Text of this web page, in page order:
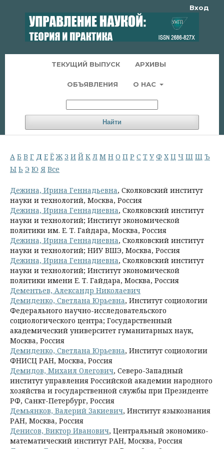
ТЕКУЩИЙ ВЫПУСК АРХИВЫ
ОБЪЯВЛЕНИЯ О НАС
Найти
Вход
А Б В Г Д Е Ё Ж З И Й К Л М Н О П Р С Т У Ф Х Ц Ч Ш Щ Ъ
Ы Ь Э Ю Я Все
Дежина, Ирина Геннадьевна, Сколковский институт
науки и технологий, Москва, Россия
Дежина, Ирина Геннадиевна, Сколковский институт
науки и технологий; Институт экономической
политики им. Е. Т. Гайдара, Москва, Россия
Дежина, Ирина Геннадиевна, Сколковский институт
науки и технологий; НИУ ВШЭ, Москва, Россия
Дежина, Ирина Геннадиевна, Сколковский институт
науки и технологий; Институт экономической
политики имени Е. Т. Гайдара, Москва, Россия
Дементьев, Александр Николаевич
Демиденко, Светлана Юрьевна, Институт социологии
Федерального научно-исследовательского
социологического центра; Государственный
академический университет гуманитарных наук,
Москва, Россия
Демиденко, Светлана Юрьевна, Институт социологии
ФНИСЦ РАН, Москва, Россия
Демидов, Михаил Олегович, Северо-Западный
институт управления Российской академии народного
хозяйства и государственной службы при Президенте
РФ, Санкт-Петербург, Россия
Демьянков, Валерий Закиевич, Институт языкознания
РАН, Москва, Россия
Денисов, Виктор Иванович, Центральный экономико-
математический институт РАН, Москва, Россия